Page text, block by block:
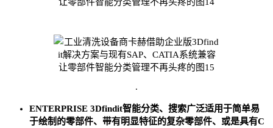
.
ENTERPRISE 3Dfindit智能分类、搜索广泛适用于简单易
于绘制的零部件、带有明显特征的复杂零部件、或是具有C